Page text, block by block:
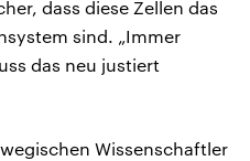
dass diese Zellen das
sind. „Immer
das neu justiert
Wissenschaftler